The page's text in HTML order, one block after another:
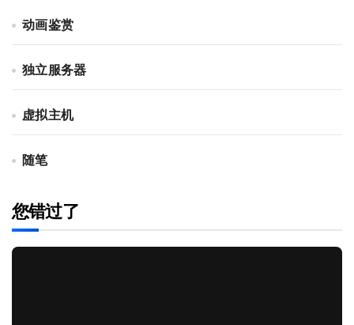
动画鉴赏
独立服务器
虚拟主机
随笔
您错过了